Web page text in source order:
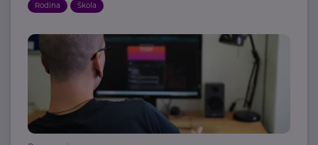
Rodina Škola